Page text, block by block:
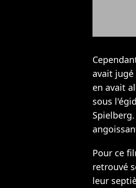
avait
en avait
sous
Pour ce
retrouvé
leur